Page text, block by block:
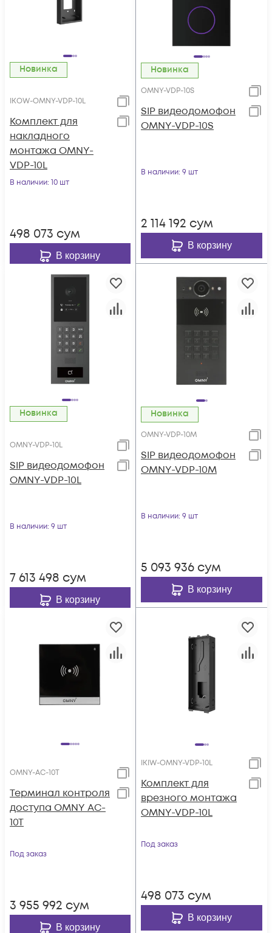
Новинка
IKOW-OMNY-VDP-10L
Комплект для
накладного
монтажа OMNY-
VDP-10L
В наличии: 10 шт
498 073 сум
В корзину
Новинка
OMNY-VDP-10S
SIP видеодомофон
OMNY-VDP-10S
В наличии: 9 шт
2 114 192 сум
В корзину
Новинка
OMNY-VDP-10L
SIP видеодомофон
OMNY-VDP-10L
В наличии: 9 шт
7 613 498 сум
В корзину
Новинка
OMNY-VDP-10M
SIP видеодомофон
OMNY-VDP-10M
В наличии: 9 шт
5 093 936 сум
В корзину
OMNY-AC-10T
Терминал контроля
доступа OMNY AC-
10T
Под заказ
3 955 992 сум
В корзину
IKIW-OMNY-VDP-10L
Комплект для
врезного монтажа
OMNY-VDP-10L
Под заказ
498 073 сум
В корзину